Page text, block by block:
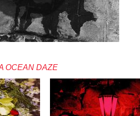
OCEAN DAZE